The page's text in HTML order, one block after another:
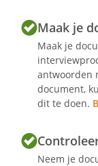
De keuken
worden
geval
van:
gebruikt
pannen,
Maak je
Maak je
antwoorden
document,
dit te doen.
Neem je